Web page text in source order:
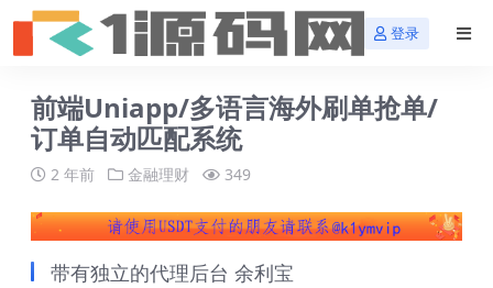
登录
前端Uniapp/多语言海外刷单抢单/
订单自动匹配系统
2 年前 金融理财 349
带有独立的代理后台 余利宝